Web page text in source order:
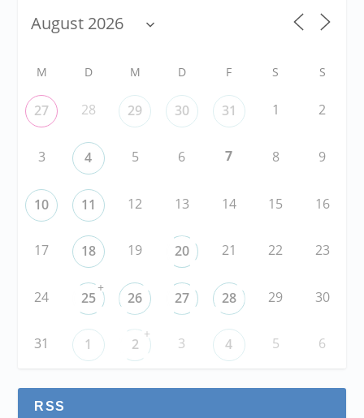
M D M D F S S
27 28 29 30 31 1 2
3 4 5 6 7 8 9
10 11 12 13 14 15 16
17 18 19 20 21 22 23
24 25
+
26 27 28 29 30
31 1 2
+
3 4 5 6
RSS